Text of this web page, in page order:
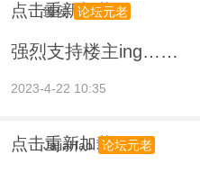
点击重新加载
臻侯 论坛元老
强烈支持楼主ing……
2023-4-22 10:35
点击重新加载
JajiaHao 论坛元老